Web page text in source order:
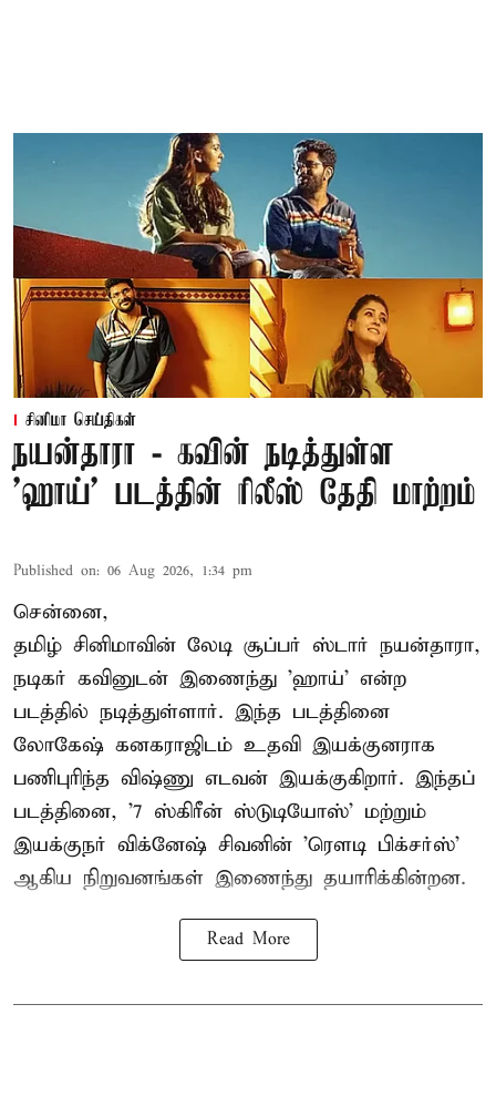
சினிமா செய்திகள்
நயன்தாரா - கவின் நடித்துள்ள
'ஹாய்' படத்தின் ரிலீஸ் தேதி மாற்றம்
Published on: 06 Aug 2026, 1:34 pm
சென்னை,
தமிழ் சினிமாவின் லேடி சூப்பர் ஸ்டார் நயன்தாரா,
நடிகர் கவினுடன் இணைந்து 'ஹாய்' என்ற
படத்தில் நடித்துள்ளார். இந்த படத்தினை
லோகேஷ் கனகராஜிடம் உதவி இயக்குனராக
பணிபுரிந்த விஷ்ணு எடவன் இயக்குகிறார். இந்தப்
படத்தினை, '7 ஸ்கிரீன் ஸ்டுடியோஸ்' மற்றும்
இயக்குநர் விக்னேஷ் சிவனின் 'ரௌடி பிக்சர்ஸ்'
ஆகிய நிறுவனங்கள் இணைந்து தயாரிக்கின்றன.
Read More